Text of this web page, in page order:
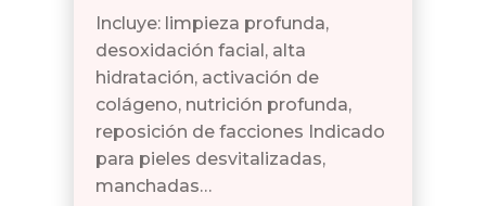
Incluye: limpieza profunda,
desoxidación facial, alta
hidratación, activación de
colágeno, nutrición profunda,
reposición de facciones Indicado
para pieles desvitalizadas,
manchadas…